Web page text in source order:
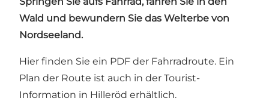
Wald und bewundern Sie das Welterbe von
Nordseeland.
Hier finden Sie ein PDF der Fahrradroute. Ein
Plan der Route ist auch in der Tourist-
Information in Hilleröd erhältlich.